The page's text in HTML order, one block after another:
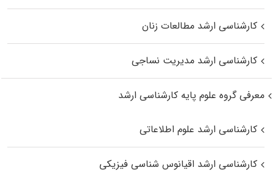
کارشناسی ارشد مطالعات زنان
کارشناسی ارشد مدیریت نساجی
معرفی گروه علوم پایه کارشناسی ارشد
کارشناسی ارشد علوم اطلاعاتی
کارشناسی ارشد اقیانوس‌ شناسی فیزیکی